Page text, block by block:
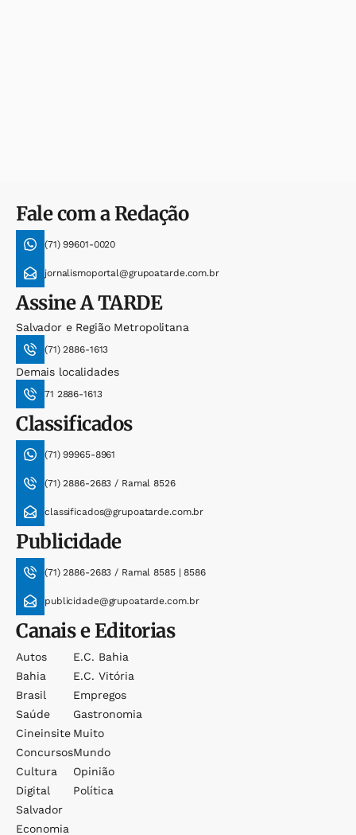
Fale com a Redação
(71) 99601-0020
jornalismoportal@grupoatarde.com.br
AssineA TARDE
Salvador e Região Metropolitana
(71) 2886-1613
Demais localidades
71 2886-1613
Classificados
(71) 99965-8961
(71) 2886-2683 / Ramal 8526
classificados@grupoatarde.com.br
Publicidade
(71) 2886-2683 / Ramal 8585 | 8586
publicidade@grupoatarde.com.br
Canais e Editorias
Autos
Bahia
Brasil
Saúde
Cineinsite
Concursos
Cultura
Digital
Salvador
Economia
E.c. Bahia
E.c. Vitória
Empregos
Gastronomia
Muito
Mundo
Opinião
Política